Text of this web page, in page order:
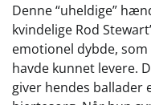
Denne “uheldige”
kvindelige Rod
emotionel dybde,
havde kunnet levere.
giver hendes ballader